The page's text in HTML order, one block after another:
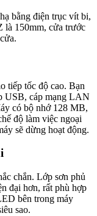
bằng điện trục vít bi,
là 150mm, cửa trước
tiếp tốc độ cao. Bạn
USB, cáp mạng LAN
có bộ nhớ 128 MB,
độ làm việc ngoại
sẽ dừng hoạt động.
chắn. Lớp sơn phủ
đại hơn, rất phù hợp
bên trong máy
sao.